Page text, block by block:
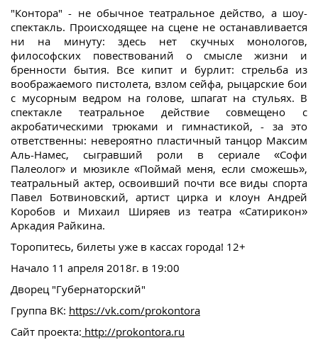
"Контора" - не обычное театральное действо, а шоу-
спектакль. Происходящее на сцене не останавливается
ни на минуту: здесь нет скучных монологов,
философских повествований о смысле жизни и
бренности бытия. Все кипит и бурлит: стрельба из
воображаемого пистолета, взлом сейфа, рыцарские бои
с мусорным ведром на голове, шпагат на стульях. В
спектакле театральное действие совмещено с
акробатическими трюками и гимнастикой, - за это
ответственны: невероятно пластичный танцор Максим
Аль-Намес, сыгравший роли в сериале «Софи
Палеолог» и мюзикле «Поймай меня, если сможешь»,
театральный актер, освоивший почти все виды спорта
Павел Ботвиновский, артист цирка и клоун Андрей
Коробов и Михаил Ширяев из театра «Сатирикон»
Аркадия Райкина.
Торопитесь, билеты уже в кассах города! 12+
Начало 11 апреля 2018г. в 19:00
Дворец "Губернаторский"
Группа ВК: https://vk.com/prokontora
Сайт проекта: http://prokontora.ru